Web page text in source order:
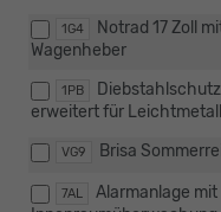
1G4
Notrad 17 Zoll
Wagenheber
1PB
Diebstahlschutz
erweitert für
VG9 Brisa
7AL
Alarmanlage mit